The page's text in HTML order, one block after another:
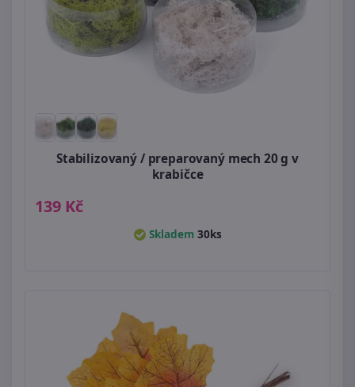
Stabilizovaný / preparovaný mech 20 g v
krabičce
139 Kč
Skladem 30ks